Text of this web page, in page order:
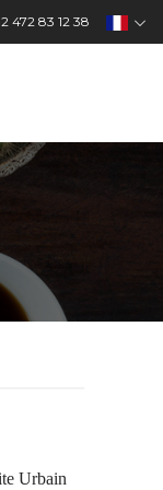
472 83 12 38
Urbain